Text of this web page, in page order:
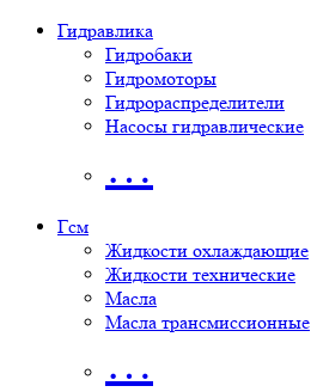
Гидравлика
Гидробаки
Гидромоторы
Гидрораспределители
Насосы гидравлические
…
Гсм
Жидкости охлаждающие
Жидкости технические
Масла
Масла трансмиссионные
…